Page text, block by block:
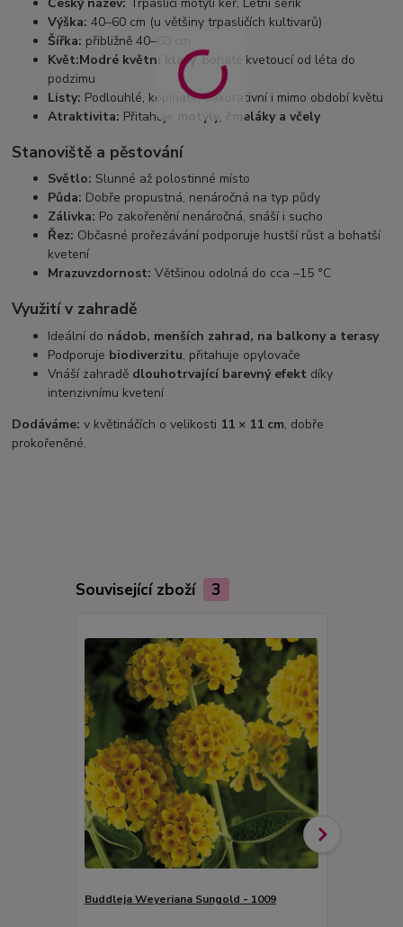
Výška: 40–60 cm (u většiny trpasličích kultivarů)
Šířka: přibližně 40–60 cm
Květ:Modré květní klasy, bohatě kvetoucí od léta do
podzimu
Listy: Podlouhlé, kopinaté, dekorativní i mimo období květu
Atraktivita: Přitahuje motýly, čmeláky a včely
Stanoviště a pěstování
Světlo: Slunné až polostinné místo
Půda: Dobře propustná, nenáročná na typ půdy
Zálivka: Po zakořenění nenáročná, snáší i sucho
Řez: Občasné prořezávání podporuje hustší růst a bohatší
kvetení
Mrazuvzdornost: Většinou odolná do cca –15 °C
Využití v zahradě
Ideální do nádob, menších zahrad, na balkony a terasy
Podporuje biodiverzitu, přitahuje opylovače
Vnáší zahradě dlouhotrvající barevný efekt díky
intenzivnímu kvetení
Dodáváme: v květináčích o velikosti 11 × 11 cm, dobře
prokořeněné.
Související zboží 3
Buddleja Weyeriana Sungold - 1009